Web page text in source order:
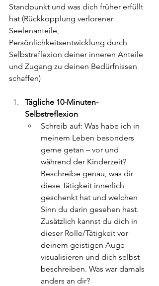
Standpunkt und was dich früher erfüllt
hat (Rückkopplung verlorener
Seelenanteile,
Persönlichkeitsentwicklung durch
Selbstreflexion deiner inneren Anteile
und Zugang zu deinen Bedürfnissen
schaffen)
Tägliche 10-Minuten-
Selbstreflexion
Schreib auf: Was habe ich in
meinem Leben besonders
gerne getan – vor und
während der Kinderzeit?
Beschreibe genau, was dir
diese Tätigkeit innerlich
geschenkt hat und welchen
Sinn du darin gesehen hast.
Zusätzlich kannst du dich in
dieser Rolle/Tätigkeit vor
deinem geistigen Auge
visualisieren und dich selbst
beschreiben. Was war damals
anders an dir?